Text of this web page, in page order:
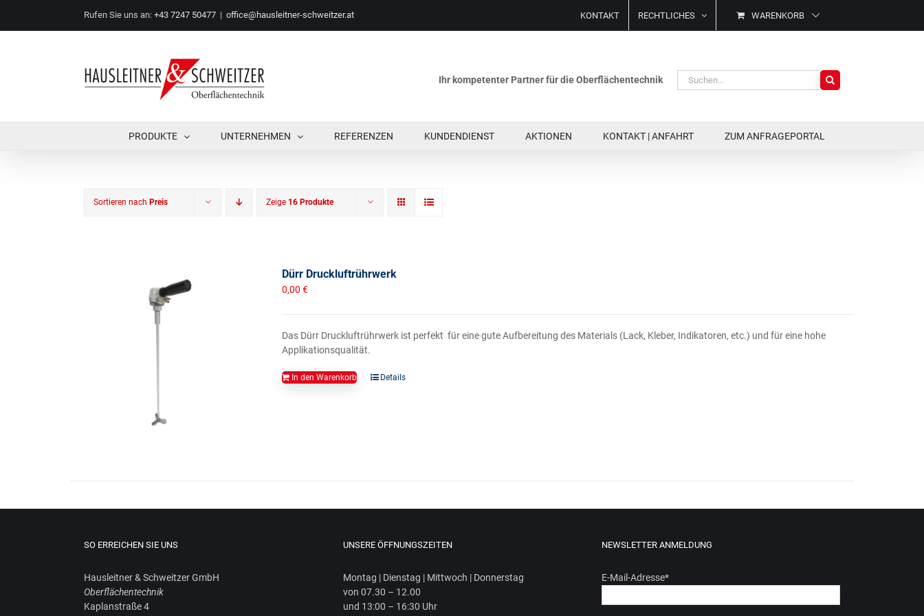
Rufen Sie uns an: +43 7247 50477 | office@hausleitner-schweitzer.at KONTAKT RECHTLICHES WARENKORB
Ihr kompetenter Partner für die Oberflächentechnik
Suche
nach:
PRODUKTE UNTERNEHMEN REFERENZEN KUNDENDIENST AKTIONEN KONTAKT | ANFAHRT ZUM ANFRAGEPORTAL
Sortieren nach Preis Zeige 16 Produkte
Dürr Druckluftrührwerk
0,00 €
Das Dürr Druckluftrührwerk ist perfekt für eine gute Aufbereitung des Materials (Lack, Kleber, Indikatoren, etc.) und für eine hohe
Applikationsqualität.
In den Warenkorb Details
SO ERREICHEN SIE UNS
Haus­leit­ner & Schweit­zer GmbH
Ober­flä­chen­tech­nik
Kaplan­stra­ße 4
UNSERE ÖFFNUNGSZEITEN
Mon­tag | Diens­tag | Mitt­woch | Donnerstag
von 07.30 – 12.00
und 13:00 – 16:30 Uhr
NEWSLETTER ANMELDUNG
E-Mail-Adresse*